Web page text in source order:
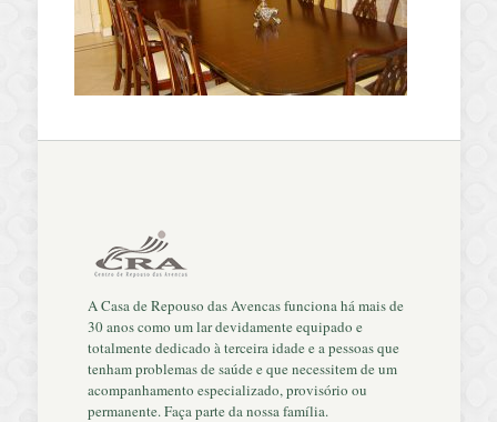
A Casa de Repouso das Avencas funciona há mais de
30 anos como um lar devidamente equipado e
totalmente dedicado à terceira idade e a pessoas que
tenham problemas de saúde e que necessitem de um
acompanhamento especializado, provisório ou
permanente. Faça parte da nossa família.